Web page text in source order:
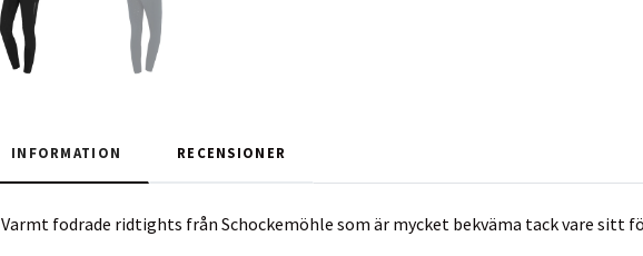
INFORMATION RECENSIONER
Varmt fodrade ridtights från Schockemöhle som är mycket bekväma tack vare sitt